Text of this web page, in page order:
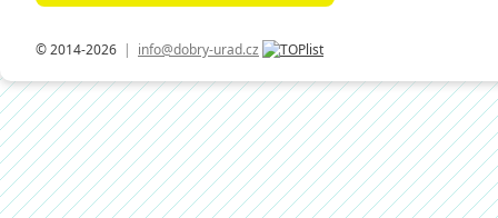
© 2014-2026 | info@dobry-urad.cz